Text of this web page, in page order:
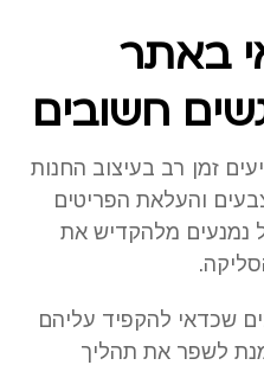
באתר
חשובים
זמן רב בעיצוב החנות
והעלאת הפריטים
נמנעים מלהקדיש את
שכדאי להקפיד עליהם
לשפר את תהליך